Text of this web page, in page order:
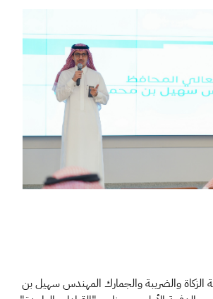
ضريبة القيمة المضافة
التصرفات العقارية
والضريبة والجمارك المهندس سهيل بن